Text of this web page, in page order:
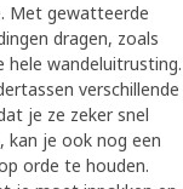
Met gewatteerde
dragen, zoals
wandeluitrusting.
verschillende
je ze zeker snel
kan je ook nog een
orde te houden.